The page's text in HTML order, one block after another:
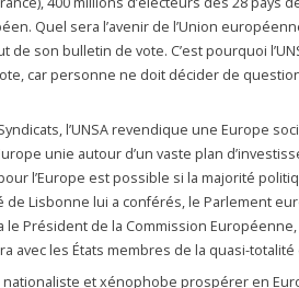
Quel sera l’avenir de l’Union
son bulletin de vote. C’est pourquoi
car personne ne doit décider de
l’UNSA revendique une Europe
unie autour d’un vaste plan
l’Europe est possible si la majorité
de Lisbonne lui a conférés, le Parlement
Président de la Commission Européenne,
avec les États membres de la quasi-
et xénophobe prospérer en